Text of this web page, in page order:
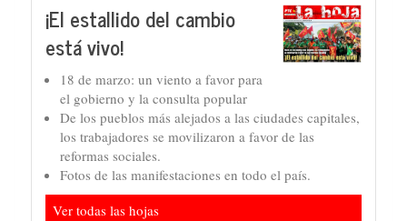
¡El estallido del cambio
está vivo!
18 de marzo: un viento a favor para
el gobierno y la consulta popular
De los pueblos más alejados a las ciudades capitales,
los trabajadores se movilizaron a favor de las
reformas sociales.
Fotos de las manifestaciones en todo el país.
Ver todas las hojas